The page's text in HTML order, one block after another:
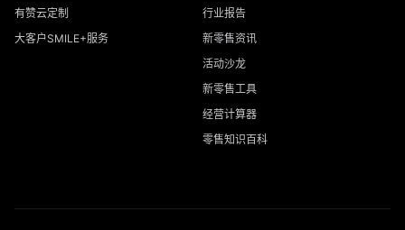
有赞云定制
大客户SMILE+服务
行业报告
新零售资讯
活动沙龙
新零售工具
经营计算器
零售知识百科